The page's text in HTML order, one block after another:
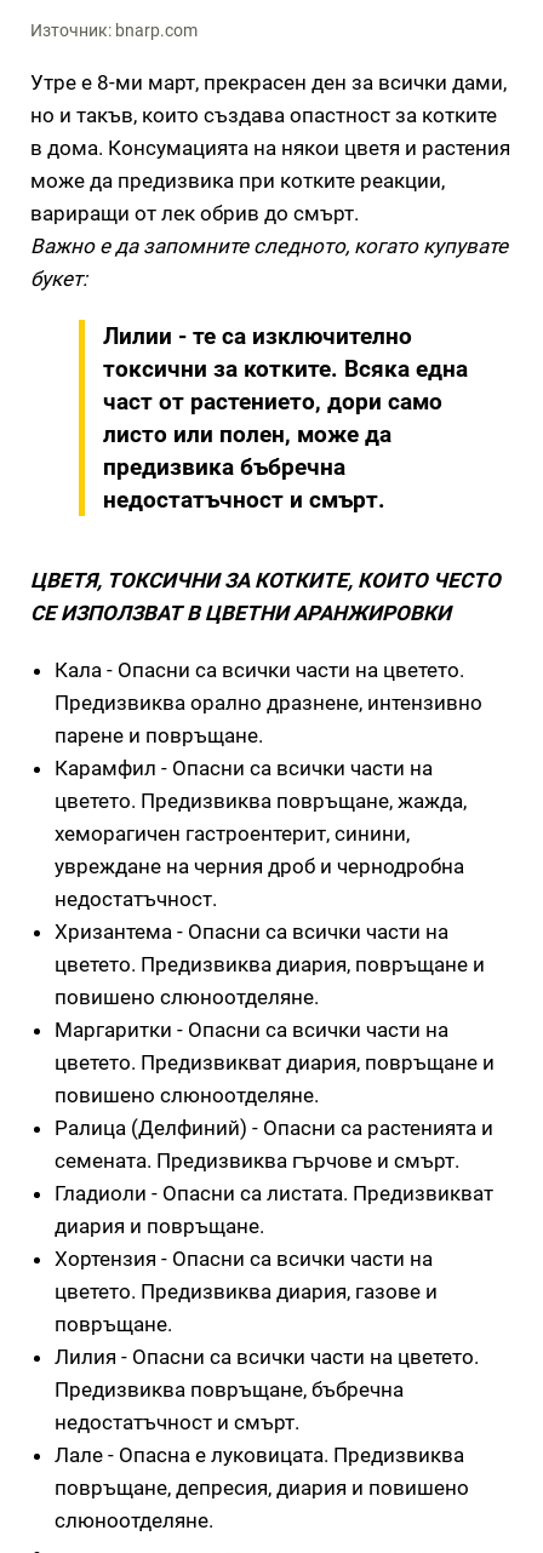
Източник: bnarp.com
Утре е 8-ми март, прекрасен ден за всички дами,
но и такъв, които създава опастност за котките
в дома. Консумацията на някои цветя и растения
може да предизвика при котките реакции,
вариращи от лек обрив до смърт.
Важно е да запомните следното, когато купувате
букет:
Лилии - те са изключително
токсични за котките. Всяка една
част от растението, дори само
листо или полен, може да
предизвика бъбречна
недостатъчност и смърт.
ЦВЕТЯ, ТОКСИЧНИ ЗА КОТКИТЕ, КОИТО ЧЕСТО
СЕ ИЗПОЛЗВАТ В ЦВЕТНИ АРАНЖИРОВКИ
Кала - Опасни са всички части на цветето.
Предизвиква орално дразнене, интензивно
парене и повръщане.
Карамфил - Опасни са всички части на
цветето. Предизвиква повръщане, жажда,
хеморагичен гастроентерит, синини,
увреждане на черния дроб и чернодробна
недостатъчност.
Хризантема - Опасни са всички части на
цветето. Предизвиква диария, повръщане и
повишено слюноотделяне.
Маргаритки - Опасни са всички части на
цветето. Предизвикват диария, повръщане и
повишено слюноотделяне.
Ралица (Делфиний) - Опасни са растенията и
семената. Предизвиква гърчове и смърт.
Гладиоли - Опасни са листата. Предизвикват
диария и повръщане.
Хортензия - Опасни са всички части на
цветето. Предизвиква диария, газове и
повръщане.
Лилия - Опасни са всички части на цветето.
Предизвиква повръщане, бъбречна
недостатъчност и смърт.
Лале - Опасна е луковицата. Предизвиква
повръщане, депресия, диария и повишено
слюноотделяне.